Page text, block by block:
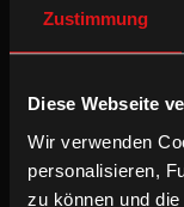
Zustimmung
Diese Webseite
Wir verwenden
personalisieren,
zu können und
Regie:David Schalko
gleichnamigen
Kamera:
Marcus
Schnitt: Roland
Besetzung:Axel